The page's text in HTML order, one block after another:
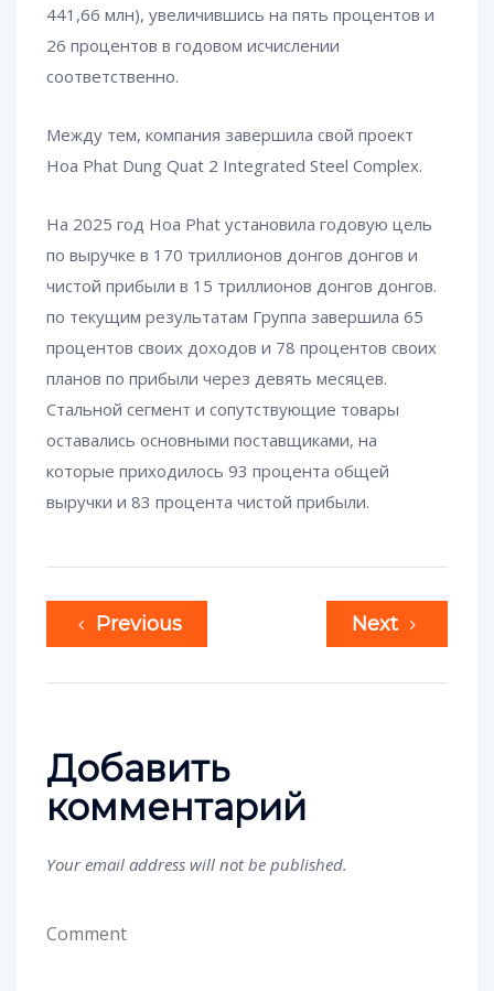
441,66 млн), увеличившись на пять процентов и
26 процентов в годовом исчислении
соответственно.
Между тем, компания завершила свой проект
Hoa Phat Dung Quat 2 Integrated Steel Complex.
На 2025 год Hoa Phat установила годовую цель
по выручке в 170 триллионов донгов донгов и
чистой прибыли в 15 триллионов донгов донгов.
по текущим результатам Группа завершила 65
процентов своих доходов и 78 процентов своих
планов по прибыли через девять месяцев.
Стальной сегмент и сопутствующие товары
оставались основными поставщиками, на
которые приходилось 93 процента общей
выручки и 83 процента чистой прибыли.
Previous Next
Добавить
комментарий
Your email address will not be published.